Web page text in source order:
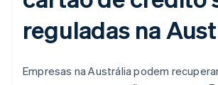
reguladas na
Empresas na Austrália podem